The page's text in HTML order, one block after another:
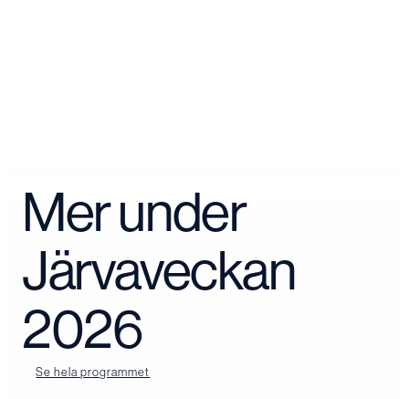
Mer under
Järvaveckan
2026
Se hela programmet